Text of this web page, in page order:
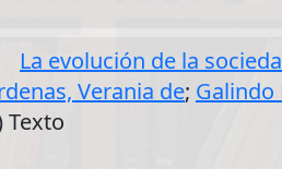
La evolución de la
Verania de; Galindo
Texto